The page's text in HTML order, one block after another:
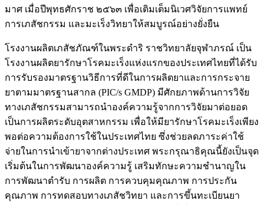
มาศ เมื่อปีพุทธศักราช ๒๕๖๓ เพื่อเติมเต็มนิเวศวิจัยการแพทย์
การเภสัชกรรม และมะเร็งวิทยาให้สมบูรณ์อย่างยั่งยืน
โรงงานผลิตเภสัชภัณฑ์ในพระดําริ ราชวิทยาลัยจุฬาภรณ์ เป็น
โรงงานผลิตยารักษาโรคมะเร็งแห่งแรกของประเทศไทยที่ได้รับ
การรับรองมาตรฐานวิธีการที่ดีในการผลิตยาและการกระจาย
ยาตามมาตรฐานสากล (PIC/s GMDP) มีศักยภาพด้านการวิจัย
ทางเภสัชกรรมสามารถนำองค์ความรู้จากการวิจัยมาต่อยอด
เป็นการผลิตระดับอุตสาหกรรม เพื่อให้มียารักษาโรคมะเร็งเพียง
พอต่อความต้องการใช้ในประเทศไทย ซึ่งช่วยลดภาระค่าใช้
จ่ายในการนำเข้ายาจากต่างประเทศ พระกรุณาธิคุณนี้ยังเป็นจุด
เริ่มต้นในการพัฒนาองค์ความรู้ เสริมทักษะความชำนาญใน
การพัฒนาตำรับ การผลิต การควบคุมคุณภาพ การประกัน
คุณภาพ การทดสอบทางเภสัชวิทยา และการขึ้นทะเบียนยา